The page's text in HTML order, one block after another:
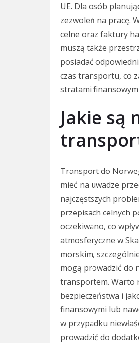
UE. Dla osób
zezwoleń na pracę.
celne oraz faktury
muszą także
posiadać
czas transportu, co
stratami
Jakie są
Transport do
mieć na uwadze
najczęstszych
przepisach celnych
oczekiwano, co
atmosferyczne w
morskim,
mogą prowadzić do
transportem. Warto
bezpieczeństwa i
finansowymi lub
w przypadku
prowadzić do